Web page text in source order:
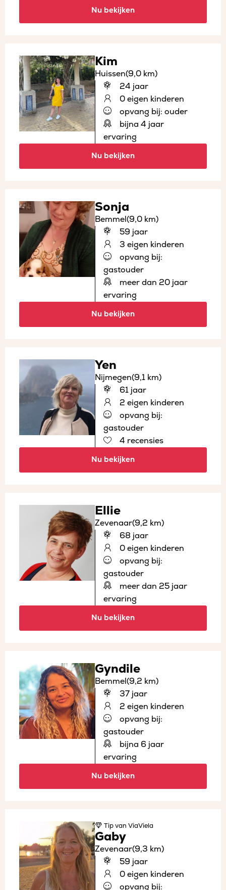
Nu bekijken
Kim
Huissen(9,0 km)
24 jaar
0 eigen kinderen
opvang bij: ouder
bijna 4 jaar
ervaring
Nu bekijken
Sonja
Bemmel(9,0 km)
59 jaar
3 eigen kinderen
opvang bij:
gastouder
meer dan 20 jaar
ervaring
Nu bekijken
Yen
Nijmegen(9,1 km)
61 jaar
2 eigen kinderen
opvang bij:
gastouder
4 recensies
Nu bekijken
Ellie
Zevenaar(9,2 km)
68 jaar
0 eigen kinderen
opvang bij:
gastouder
meer dan 25 jaar
ervaring
Nu bekijken
Gyndile
Bemmel(9,2 km)
37 jaar
2 eigen kinderen
opvang bij:
gastouder
bijna 6 jaar
ervaring
Nu bekijken
Tipvan ViaViela
Gaby
Zevenaar(9,3 km)
59 jaar
0 eigen kinderen
opvang bij: